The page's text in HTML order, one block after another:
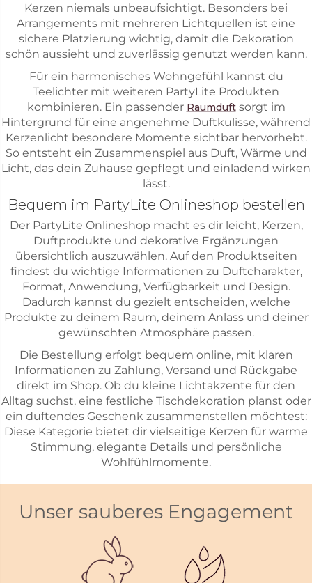
Kerzen niemals unbeaufsichtigt. Besonders bei
Arrangements mit mehreren Lichtquellen ist eine
sichere Platzierung wichtig, damit die Dekoration
schön aussieht und zuverlässig genutzt werden kann.
Für ein harmonisches Wohngefühl kannst du
Teelichter mit weiteren PartyLite Produkten
kombinieren. Ein passender Raumduftsorgt im
Hintergrund für eine angenehme Duftkulisse, während
Kerzenlicht besondere Momente sichtbar hervorhebt.
So entsteht ein Zusammenspiel aus Duft, Wärme und
Licht, das dein Zuhause gepflegt und einladend wirken
lässt.
Bequem im PartyLite Onlineshop bestellen
Der PartyLite Onlineshop macht es dir leicht, Kerzen,
Duftprodukte und dekorative Ergänzungen
übersichtlich auszuwählen. Auf den Produktseiten
findest du wichtige Informationen zu Duftcharakter,
Format, Anwendung, Verfügbarkeit und Design.
Dadurch kannst du gezielt entscheiden, welche
Produkte zu deinem Raum, deinem Anlass und deiner
gewünschten Atmosphäre passen.
Die Bestellung erfolgt bequem online, mit klaren
Informationen zu Zahlung, Versand und Rückgabe
direkt im Shop. Ob du kleine Lichtakzente für den
Alltag suchst, eine festliche Tischdekoration planst oder
ein duftendes Geschenk zusammenstellen möchtest:
Diese Kategorie bietet dir vielseitige Kerzen für warme
Stimmung, elegante Details und persönliche
Wohlfühlmomente.
Unser sauberes Engagement